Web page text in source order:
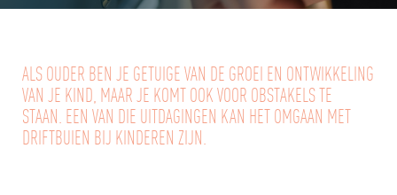
ALS OUDER BEN JE GETUIGE VAN DE GROEI EN ONTWIKKELING
VAN JE KIND, MAAR JE KOMT OOK VOOR OBSTAKELS TE
STAAN. EEN VAN DIE UITDAGINGEN KAN HET OMGAAN MET
DRIFTBUIEN BIJ KINDEREN ZIJN.